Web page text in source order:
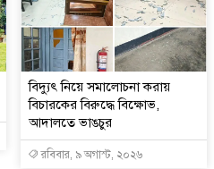
বিদ্যুৎ নিয়ে সমালোচনা করায়
বিচারকের বিরুদ্ধে বিক্ষোভ,
আদালতে ভাঙচুর
রবিবার, ৯ অগাস্ট, ২০২৬